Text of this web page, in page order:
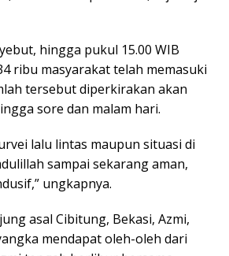
hingga pukul 15.00 WIB
ribu masyarakat telah memasuki
tersebut diperkirakan akan
sore dan malam hari.
lalu lintas maupun situasi di
sampai sekarang aman,
ungkapnya.
asal Cibitung, Bekasi, Azmi,
mendapat oleh-oleh dari